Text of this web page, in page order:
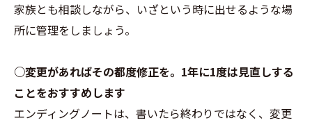
家族とも相談しながら、いざという時に出せるような場
所に管理をしましょう。
○変更があればその都度修正を。1年に1度は見直しする
ことをおすすめします
エンディングノートは、書いたら終わりではなく、変更